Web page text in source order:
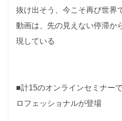
抜け出そう、今こそ再び世界
動画は、先の見えない停滞か
現している
■計15のオンラインセミナー
ロフェッショナルが登場